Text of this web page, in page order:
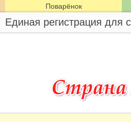
Поварёнок
Единая регистрация для